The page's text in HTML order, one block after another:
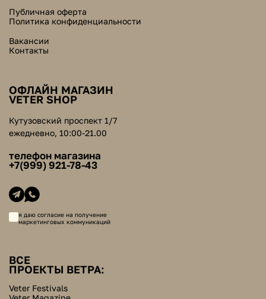
Публичная оферта
Политика конфиденциальности
Вакансии
Контакты
ОФЛАЙН МАГАЗИН
VETER SHOP
Кутузовский проспект 1/7
ежедневно, 10:00-21.00
телефон магазина
+7(999) 921-78-43
я даю согласие на получение
маркетинговых коммуникаций
ВСЕ
ПРОЕКТЫ ВЕТРА:
Veter Festivals